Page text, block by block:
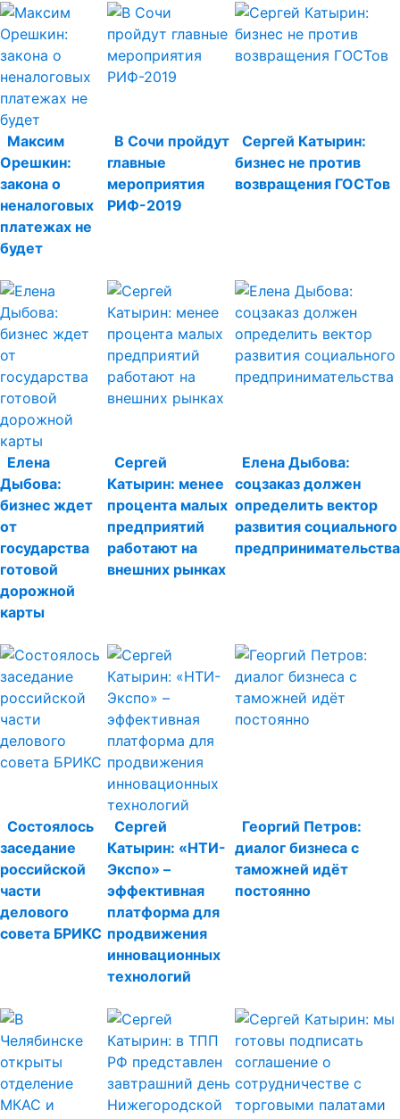
Максим
Орешкин:
закона о
неналоговых
платежах не
будет
В Сочи пройдут
главные
мероприятия
РИФ-2019
Сергей Катырин:
бизнес не против
возвращения ГОСТов
Елена
Дыбова:
бизнес ждет
от
государства
готовой
дорожной
карты
Сергей
Катырин: менее
процента малых
предприятий
работают на
внешних рынках
Елена Дыбова:
соцзаказ должен
определить вектор
развития социального
предпринимательства
Состоялось
заседание
российской
части
делового
совета БРИКС
Сергей
Катырин: «НТИ-
Экспо» –
эффективная
платформа для
продвижения
инновационных
технологий
Георгий Петров:
диалог бизнеса с
таможней идёт
постоянно